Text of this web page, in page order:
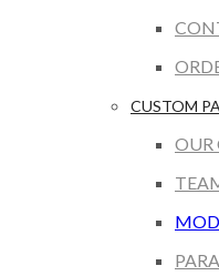
CUSTOM
OUR